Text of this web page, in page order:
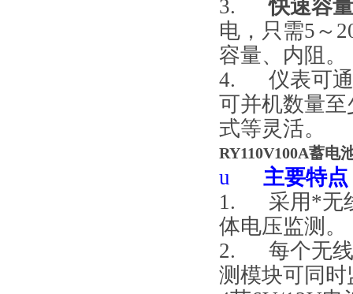
3.快速容
电，只需5～
容量、内阻。
4. 仪表可
可并机数量
式等灵活。
RY110V100A蓄电
u 主要特点
1. 采用*无
体电压监测。
2. 每个无
测模块可同